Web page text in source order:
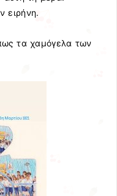
ειρήνη.
τα χαμόγελα των